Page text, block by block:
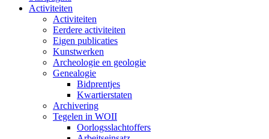
Activiteiten
Activiteiten
Eerdere activiteiten
Eigen publicaties
Kunstwerken
Archeologie en geologie
Genealogie
Bidprentjes
Kwartierstaten
Archivering
Tegelen in WOII
Oorlogsslachtoffers